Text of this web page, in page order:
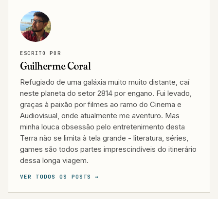
ESCRITO POR
Guilherme Coral
Refugiado de uma galáxia muito muito distante, caí
neste planeta do setor 2814 por engano. Fui levado,
graças à paixão por filmes ao ramo do Cinema e
Audiovisual, onde atualmente me aventuro. Mas
minha louca obsessão pelo entretenimento desta
Terra não se limita à tela grande - literatura, séries,
games são todos partes imprescindíveis do itinerário
dessa longa viagem.
VER TODOS OS POSTS →